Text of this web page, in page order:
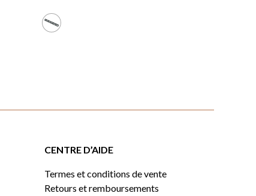
CENTRE D’AIDE
Termes et conditions de vente
Retours et remboursements